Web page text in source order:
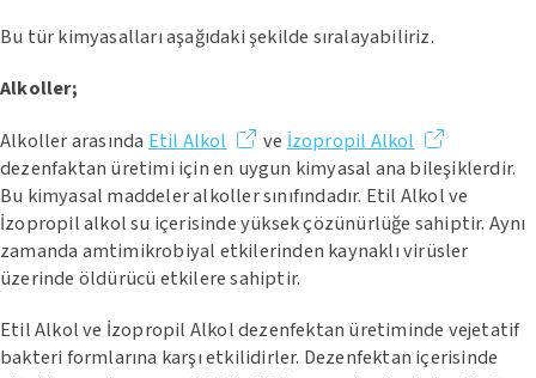
Bu tür kimyasalları aşağıdaki şekilde sıralayabiliriz.
Alkoller;
Alkoller arasında Etil Alkol ve İzopropil Alkol
dezenfaktan üretimi için en uygun kimyasal ana bileşiklerdir.
Bu kimyasal maddeler alkoller sınıfındadır. Etil Alkol ve
İzopropil alkol su içerisinde yüksek çözünürlüğe sahiptir. Aynı
zamanda amtimikrobiyal etkilerinden kaynaklı virüsler
üzerinde öldürücü etkilere sahiptir.
Etil Alkol ve İzopropil Alkol dezenfektan üretiminde vejetatif
bakteri formlarına karşı etkilidirler. Dezenfektan içerisinde